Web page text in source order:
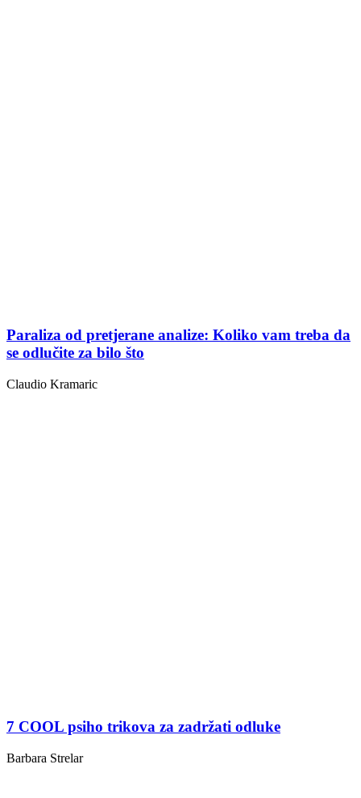
Paraliza od pretjerane analize: Koliko vam treba da
se odlučite za bilo što
Claudio Kramaric
7 COOL psiho trikova za zadržati odluke
Barbara Strelar